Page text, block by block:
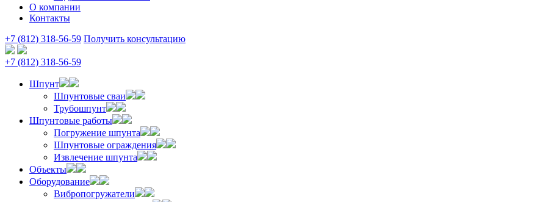
О компании
Контакты
+7 (812) 318‑56‑59 Получить консультацию
+7 (812) 318‑56‑59
Шпунт
Шпунтовые сваи
Трубошпунт
Шпунтовые работы
Погружение шпунта
Шпунтовые ограждения
Извлечение шпунта
Объекты
Оборудование
Вибропогружатели